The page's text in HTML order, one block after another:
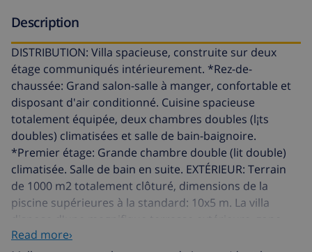
Description
DISTRIBUTION: Villa spacieuse, construite sur deux
étage communiqués intérieurement. *Rez-de-
chaussée: Grand salon-salle à manger, confortable et
disposant d'air conditionné. Cuisine spacieuse
totalement équipée, deux chambres doubles (l¡ts
doubles) climatisées et salle de bain-baignoire.
*Premier étage: Grande chambre double (lit double)
climatisée. Salle de bain en suite. EXTÉRIEUR: Terrain
de 1000 m2 totalement clôturé, dimensions de la
piscine supérieures à la standard: 10x5 m. La villa
dispose d'une magnifique terrasse extérieure, zone
BBQ et des vues magnifiques. Portail automatique
Read more›